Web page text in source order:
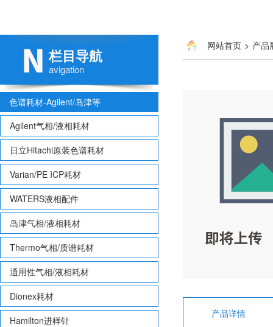
栏目导航
avigation
色谱耗材-Agilent/岛津等
Agilent气相/液相耗材
日立Hitachi原装色谱耗材
Varian/PE ICP耗材
WATERS液相配件
岛津气相/液相耗材
Thermo气相/质谱耗材
通用性气相/液相耗材
Dionex耗材
Hamilton进样针
网站首页 > 产品
产品详情